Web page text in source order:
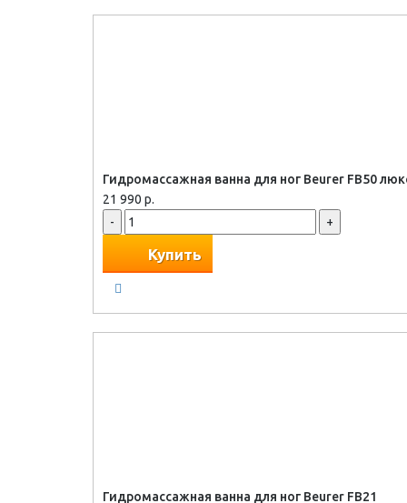
Гидромассажная ванна для ног Beurer FB50
21 990 р.
-
+
Купить
Гидромассажная ванна для ног Beurer FB21